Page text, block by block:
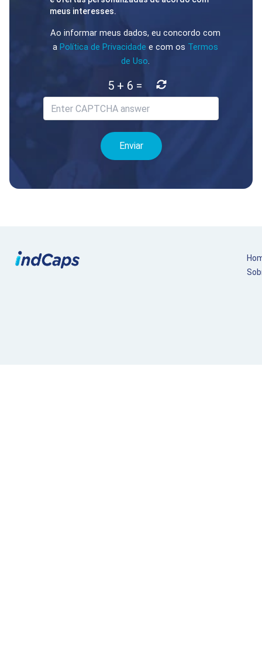
meus interesses.
Ao informar meus dados, eu concordo com
a Política de Privacidade e com os Termos
de Uso.
5+ 6 =